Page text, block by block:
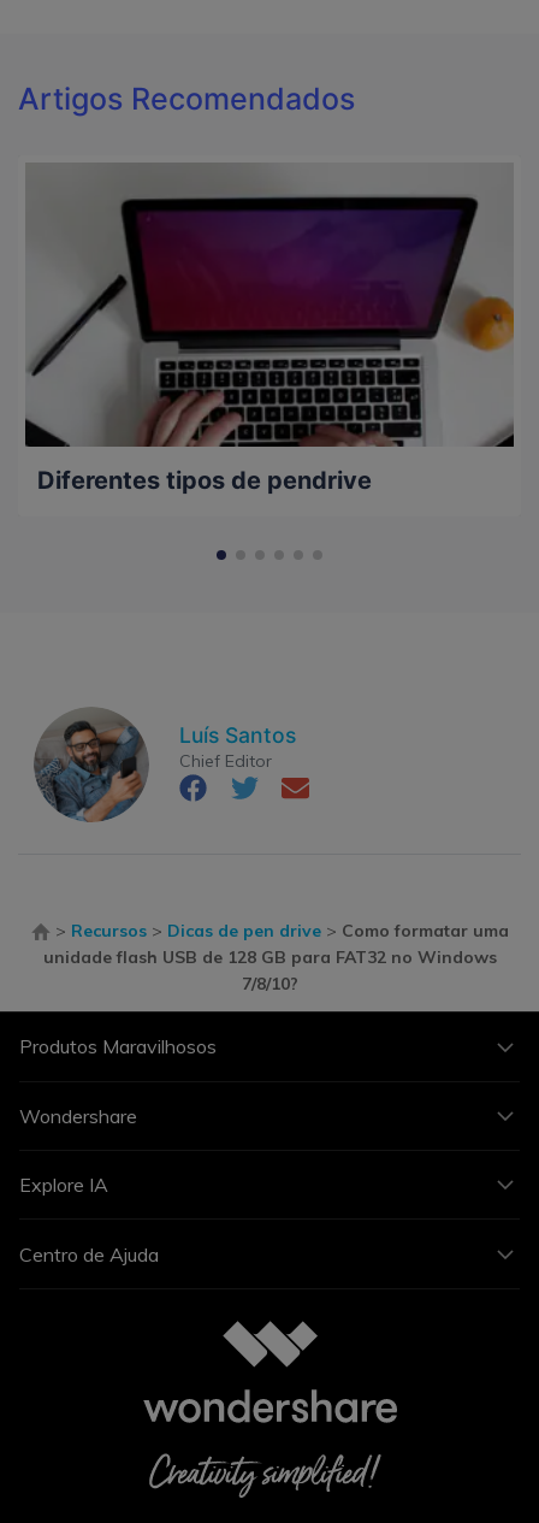
Artigos Recomendados
Diferentes tipos de pendrive
Luís Santos
Chief Editor
> Recursos> Dicas de pen drive> Como formatar uma
unidade flash USB de 128 GB para FAT32 no Windows
7/8/10?
Produtos Maravilhosos
Wondershare
Explore IA
Centro de Ajuda